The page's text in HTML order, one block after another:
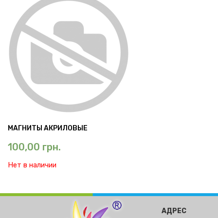
МАГНИТЫ АКРИЛОВЫЕ
100,00 грн.
Нет в наличии
АДРЕС